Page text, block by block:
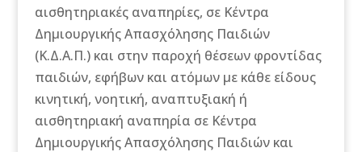
αισθητηριακές αναπηρίες, σε Κέντρα
Δημιουργικής Απασχόλησης Παιδιών
(Κ.Δ.Α.Π.) και στην παροχή θέσεων φροντίδας
παιδιών, εφήβων και ατόμων με κάθε είδους
κινητική, νοητική, αναπτυξιακή ή
αισθητηριακή αναπηρία σε Κέντρα
Δημιουργικής Απασχόλησης Παιδιών και